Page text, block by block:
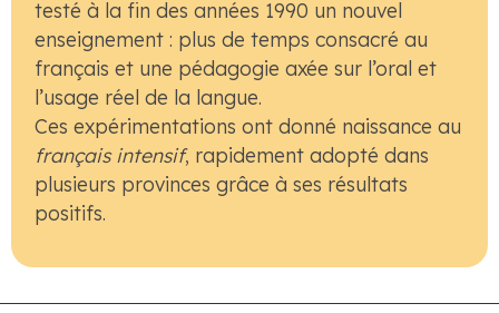
testé à la fin des années 1990 un nouvel
enseignement : plus de temps consacré au
français et une pédagogie axée sur l’oral et
l’usage réel de la langue.
Ces expérimentations ont donné naissance au
français intensif, rapidement adopté dans
plusieurs provinces grâce à ses résultats
positifs.